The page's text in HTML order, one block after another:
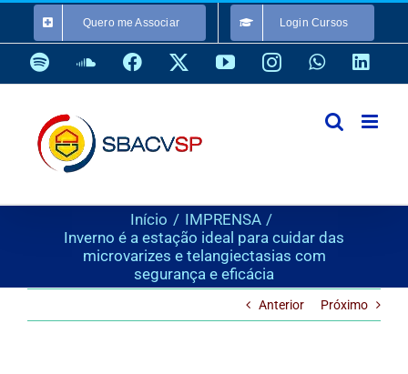
o
conteúdo
Quero me Associar Login Cursos
SpotifySoundCloud
Facebook YouTubeInstagramWhatsApp
Início
IMPRENSA
Inverno é a estação ideal para cuidar das
microvarizes e telangiectasias com
segurança e eficácia
Anterior Próximo